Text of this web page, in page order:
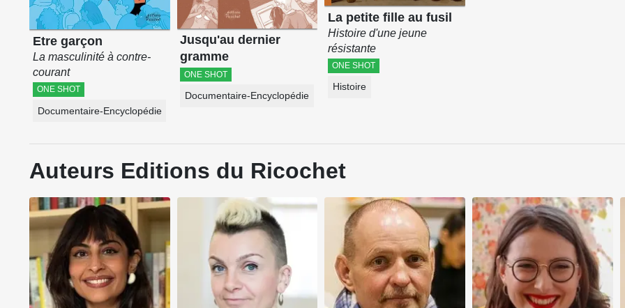
Etre garçon
La masculinité à contre-
courant
ONE SHOT
Documentaire-Encyclopédie
Jusqu'au dernier
gramme
ONE SHOT
Documentaire-Encyclopédie
La petite fille au fusil
Histoire d'une jeune
résistante
ONE SHOT
Histoire
Auteurs Editions du Ricochet